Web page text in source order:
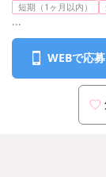
短期（1ヶ月以内）
...
WEBで応募